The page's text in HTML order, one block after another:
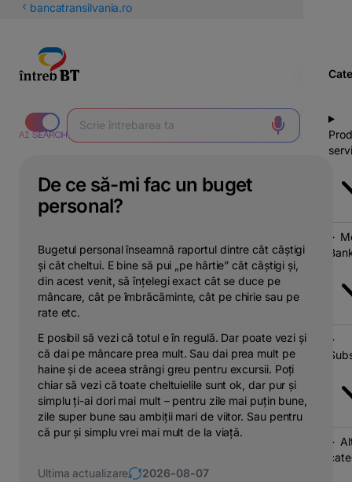
latineștibancatransilvania.ro
De ce să-mi fac un buget
personal?
Bugetul personal înseamnă raportul dintre cât câștigi
și cât cheltui. E bine să pui „pe hârtie” cât câștigi și,
din acest venit, să înțelegi exact cât se duce pe
mâncare, cât pe îmbrăcăminte, cât pe chirie sau pe
rate etc.
E posibil să vezi că totul e în regulă. Dar poate vezi și
că dai pe mâncare prea mult. Sau dai prea mult pe
haine și de aceea strângi greu pentru excursii. Poți
chiar să vezi că toate cheltuielile sunt ok, dar pur și
simplu ți-ai dori mai mult – pentru zile mai puțin bune,
zile super bune sau ambiții mari de viitor. Sau pentru
că pur și simplu vrei mai mult de la viață.
Ultima actualizare 2026-08-07